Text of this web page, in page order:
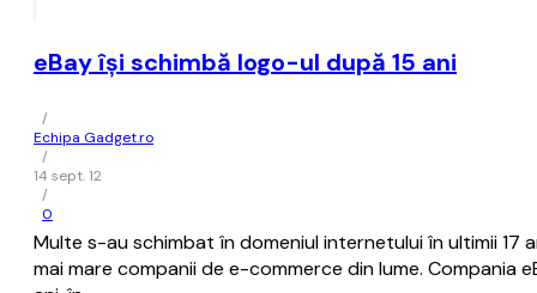
eBay își schimbă logo-ul după 15 ani
/
Echipa Gadget.ro
/
14 sept. 12
/
0
Multe s-au schimbat în domeniul internetului în ultimii
mai mare companii de e-commerce din lume. Compania